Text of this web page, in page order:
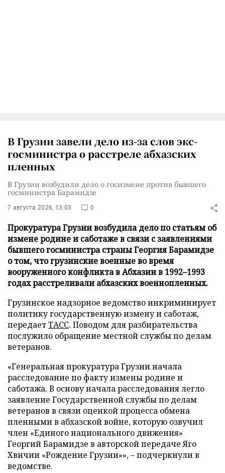
В Грузии завели дело из-за слов экс-
госминистра о расстреле абхазских
пленных
В Грузии возбудили дело о госизмене против бывшего
госминистра Барамидзе
7 августа 2026, 13:03 0
Прокуратура Грузии возбудила дело по статьям об
измене родине и саботаже в связи с заявлениями
бывшего госминистра страны Георгия Барамидзе
о том, что грузинские военные во время
вооруженного конфликта в Абхазии в 1992–1993
годах расстреливали абхазских военнопленных.
Грузинское надзорное ведомство инкриминирует
политику государственную измену и саботаж,
передаетТАСС. Поводом для разбирательства
послужило обращение местной службы по делам
ветеранов.
«Генеральная прокуратура Грузии начала
расследование по факту измены родине и
саботажа. В основу начала расследования легло
заявление Государственной службы по делам
ветеранов в связи оценкой процесса обмена
пленными в абхазской войне, которую озвучил
член «Единого национального движения»
Георгий Барамидзе в авторской передаче Яго
Хвичии «Рождение Грузии»», – подчеркнули в
ведомстве.